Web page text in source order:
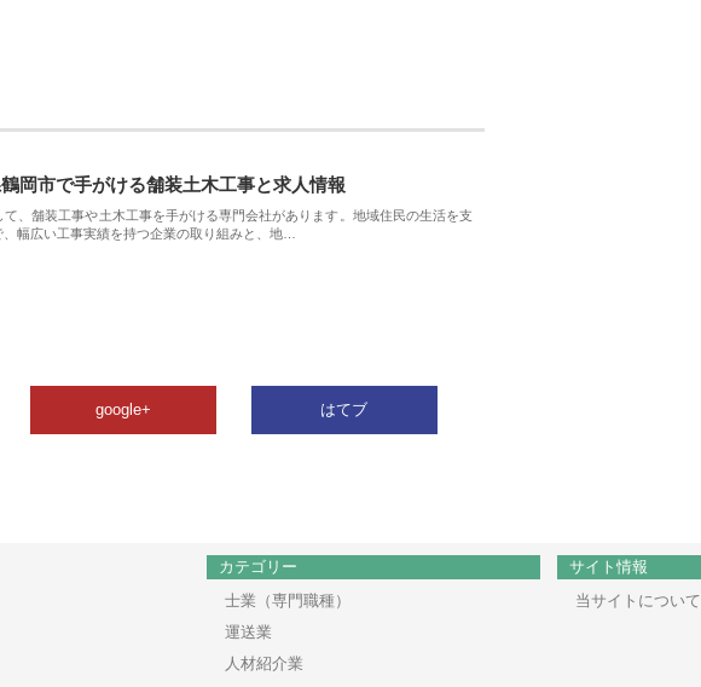
岡市で手がける舗装土木工事と求人情報
、舗装工事や土木工事を手がける専門会社があります。地域住民の生活を支
幅広い工事実績を持つ企業の取り組みと、地…
google+ はてブ
カテゴリー
士業（専門職種）
運送業
人材紹介業
サイト情報
当サイトについて